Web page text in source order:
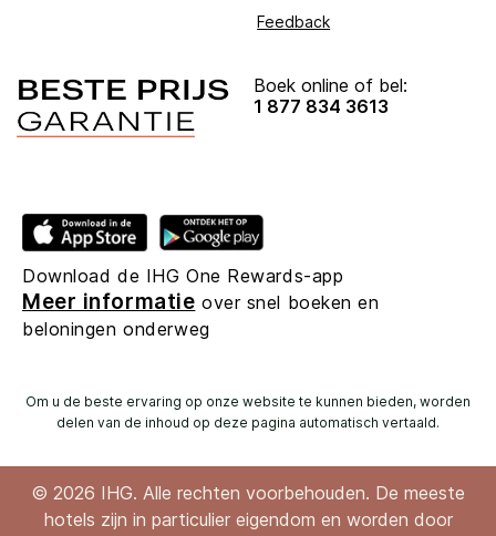
Feedback
Boek online of bel:
1 877 834 3613
Download de IHG One Rewards-app
Meer informatie over snel boeken en
beloningen onderweg
Om u de beste ervaring op onze website te kunnen bieden, worden
delen van de inhoud op deze pagina automatisch vertaald.
© 2026 IHG. Alle rechten voorbehouden. De meeste
hotels zijn in particulier eigendom en worden door